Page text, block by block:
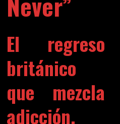
El regreso
británico
que mezcla
adicción,